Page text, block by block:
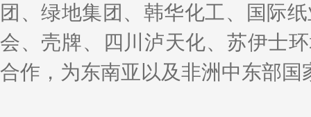
团、绿地集团、韩华化工、国际
会、壳牌、四川泸天化、苏伊士
合作，为东南亚以及非洲中东部国